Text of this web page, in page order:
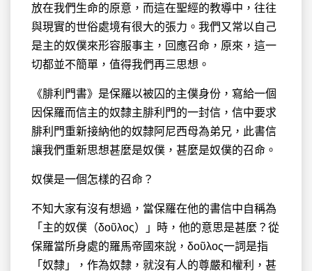
放在我們生命的原意，而這在聖經的教導中，往往
與現實的世俗處境有很大的張力。我們又常以自己
是主的奴僕來形容服事主，回應召命，原來，這一
切都並不簡單，值得我們再三思想。
《腓利門書》是保羅以被囚的主僕身份，寫給一個
因保羅而信主的奴隸主腓利門的一封信，信中要求
腓利門重新接納他的奴隸阿尼西母為弟兄，此書信
讓我們重新思想甚麼是奴僕，甚麼是奴僕的召命。
奴僕是一個怎樣的召命？
不知大家有沒有想過，當保羅在他的書信中自稱為
「主的奴僕（δοῦλος）」時，他的意思是甚麼？從
保羅當所身處的羅馬帝國來說，δοῦλος一詞是指
「奴隸」，作為奴隸，就沒有人的尊嚴和權利，甚